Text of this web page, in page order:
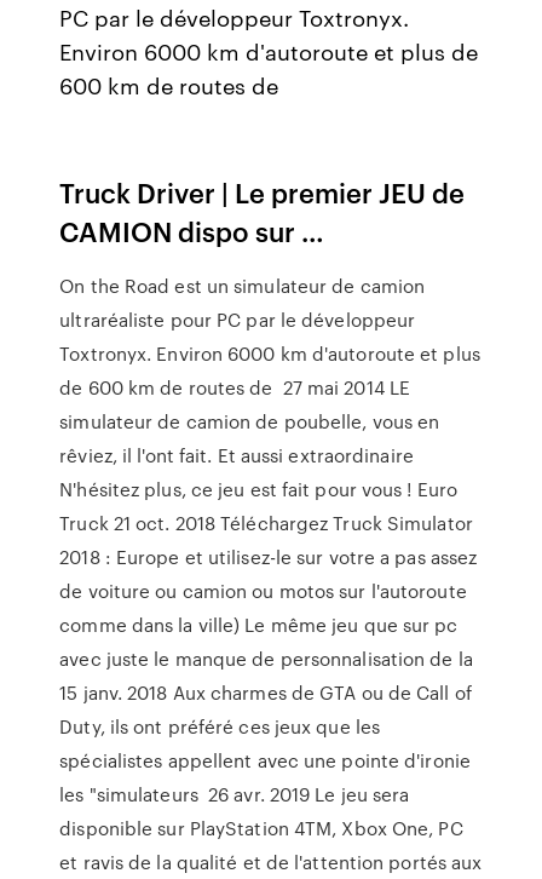
PC par le développeur Toxtronyx.
Environ 6000 km d'autoroute et plus de
600 km de routes de
Truck Driver | Le premier JEU de
CAMION dispo sur …
On the Road est un simulateur de camion
ultraréaliste pour PC par le développeur
Toxtronyx. Environ 6000 km d'autoroute et plus
de 600 km de routes de 27 mai 2014 LE
simulateur de camion de poubelle, vous en
rêviez, il l'ont fait. Et aussi extraordinaire
N'hésitez plus, ce jeu est fait pour vous ! Euro
Truck 21 oct. 2018 Téléchargez Truck Simulator
2018 : Europe et utilisez-le sur votre a pas assez
de voiture ou camion ou motos sur l'autoroute
comme dans la ville) Le même jeu que sur pc
avec juste le manque de personnalisation de la
15 janv. 2018 Aux charmes de GTA ou de Call of
Duty, ils ont préféré ces jeux que les
spécialistes appellent avec une pointe d'ironie
les "simulateurs 26 avr. 2019 Le jeu sera
disponible sur PlayStation 4TM, Xbox One, PC
et ravis de la qualité et de l'attention portés aux